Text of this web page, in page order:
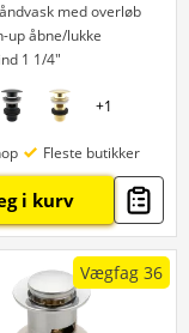
med overløb
up åbne/lukke
1 1/4"
+1
Fleste butikker
i kurv
Vægfag 36